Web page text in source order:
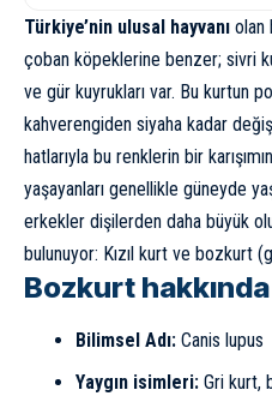
Türkiye’nin ulusal hayvanı olan
çoban köpeklerine benzer; sivri
ve gür kuyrukları var. Bu kurtun
kahverengiden siyaha kadar
hatlarıyla bu renklerin bir
yaşayanları genellikle güneyde
erkekler dişilerden daha büyük
bulunuyor: Kızıl kurt ve bozkurt
Bozkurt
Bilimsel Adı:Canis lupus
Yaygın isimleri:Gri kurt,